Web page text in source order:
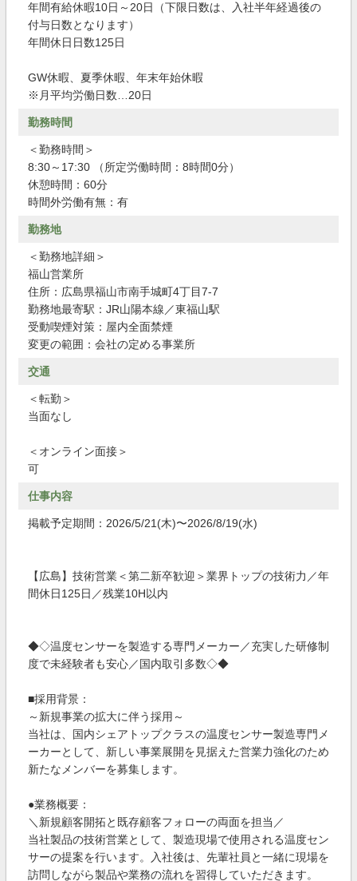
年間有給休暇10日～20日（下限日数は、入社半年経過後の
付与日数となります）
年間休日日数125日
GW休暇、夏季休暇、年末年始休暇
※月平均労働日数…20日
勤務時間
＜勤務時間＞
8:30～17:30 （所定労働時間：8時間0分）
休憩時間：60分
時間外労働有無：有
勤務地
＜勤務地詳細＞
福山営業所
住所：広島県福山市南手城町4丁目7-7
勤務地最寄駅：JR山陽本線／東福山駅
受動喫煙対策：屋内全面禁煙
変更の範囲：会社の定める事業所
交通
＜転勤＞
当面なし
＜オンライン面接＞
可
仕事内容
掲載予定期間：2026/5/21(木)〜2026/8/19(水)
【広島】技術営業＜第二新卒歓迎＞業界トップの技術力／年
間休日125日／残業10H以内
◆◇温度センサーを製造する専門メーカー／充実した研修制
度で未経験者も安心／国内取引多数◇◆
■採用背景：
～新規事業の拡大に伴う採用～
当社は、国内シェアトップクラスの温度センサー製造専門メ
ーカーとして、新しい事業展開を見据えた営業力強化のため
新たなメンバーを募集します。
●業務概要：
＼新規顧客開拓と既存顧客フォローの両面を担当／
当社製品の技術営業として、製造現場で使用される温度セン
サーの提案を行います。入社後は、先輩社員と一緒に現場を
訪問しながら製品や業務の流れを習得していただきます。